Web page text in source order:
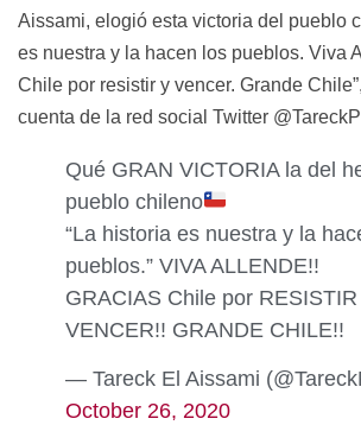
Aissami, elogió esta victoria del pueblo
es nuestra y la hacen los pueblos. Viva
Chile por resistir y vencer. Grande
cuenta de la red social Twitter
Qué GRAN VICTORIA la del
pueblo chileno
“La historia es nuestra y la
pueblos.” VIVA ALLENDE!!
GRACIAS Chile por
VENCER!! GRANDE CHILE!!
— Tareck El Aissami
October 26, 2020